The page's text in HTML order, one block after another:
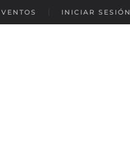
INICIAR SESIÓN